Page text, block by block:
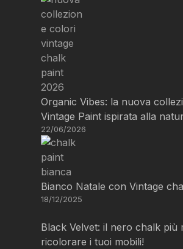
Organic Vibes: la nuova
Vintage Paint ispirata alla
22/06/2026
Bianco Natale con Vintage
18/12/2025
Black Velvet: il nero chalk più
ricolorare i tuoi mobili!